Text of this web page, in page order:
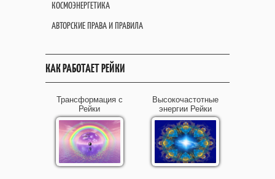
КОСМОЭНЕРГЕТИКА
АВТОРСКИЕ ПРАВА И ПРАВИЛА
КАК РАБОТАЕТ РЕЙКИ
Трансформация с
Рейки
Высокочастотные
энергии Рейки